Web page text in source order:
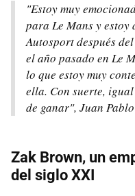
"Estoy muy
para Le Mans y estoy
Autosport después
el año pasado en Le
lo que estoy muy
ella. Con suerte,
de ganar", Juan
Zak Brown, un
del siglo XXI